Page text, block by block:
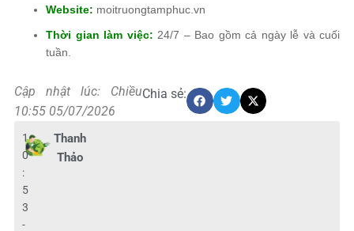
Website: moitruongtamphuc.vn
Thời gian làm việc: 24/7 – Bao gồm cả ngày lễ và cuối
tuần.
Cập nhật lúc: Chiều
10:55 05/07/2026
Chia sẻ:
Thanh
Thảo
1
0
:
5
3
-